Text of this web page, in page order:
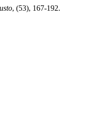
, (53), 167-192.